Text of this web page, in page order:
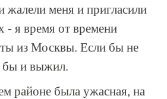
жалели меня и пригласили
- я время от времени
из Москвы. Если бы не
бы и выжил.
районе была ужасная, на